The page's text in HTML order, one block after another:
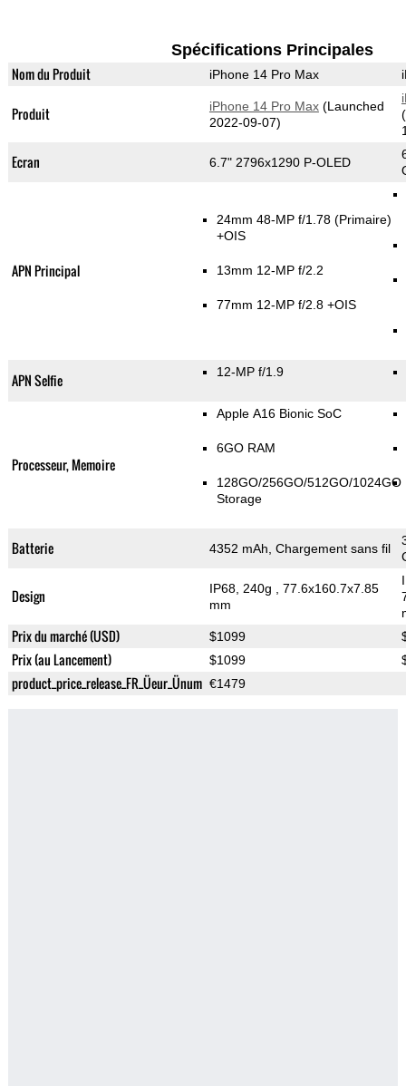
Spécifications Principales
Nom du Produit iPhone 14 Pro Max
Produit iPhone 14 Pro Max(Launched
2022-09-07)
Ecran 6.7" 2796x1290 P-OLED
APN Principal
24mm 48-MP f/1.78(Primaire)
+OIS
13mm 12-MP f/2.2
77mm 12-MP f/2.8 +OIS
APN Selfie 12-MP f/1.9
Processeur, Memoire
Apple A16 Bionic SoC
6GO RAM
128GO/256GO/512GO/1024GO
Storage
Batterie 4352 mAh, Chargement sans fil
Design IP68, 240g
, 77.6x160.7x7.85
mm
Prix du marché (USD) $1099
Prix (au Lancement) $1099
product_price_release_FR_Üeur_Ünum €1479